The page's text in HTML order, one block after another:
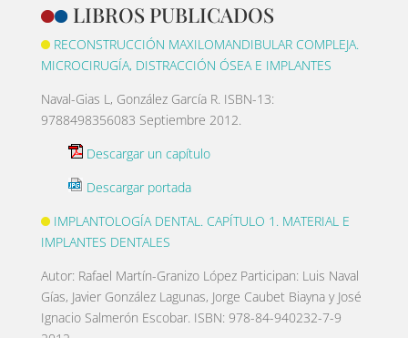
LIBROS PUBLICADOS
RECONSTRUCCIÓN MAXILOMANDIBULAR COMPLEJA.
MICROCIRUGÍA, DISTRACCIÓN ÓSEA E IMPLANTES
Naval-Gias L, González García R. ISBN-13:
9788498356083 Septiembre 2012.
Descargar un capítulo
Descargar portada
IMPLANTOLOGÍA DENTAL. CAPÍTULO 1. MATERIAL E
IMPLANTES DENTALES
Autor: Rafael Martín-Granizo López Participan: Luis Naval
Gías, Javier González Lagunas, Jorge Caubet Biayna y José
Ignacio Salmerón Escobar. ISBN: 978-84-940232-7-9